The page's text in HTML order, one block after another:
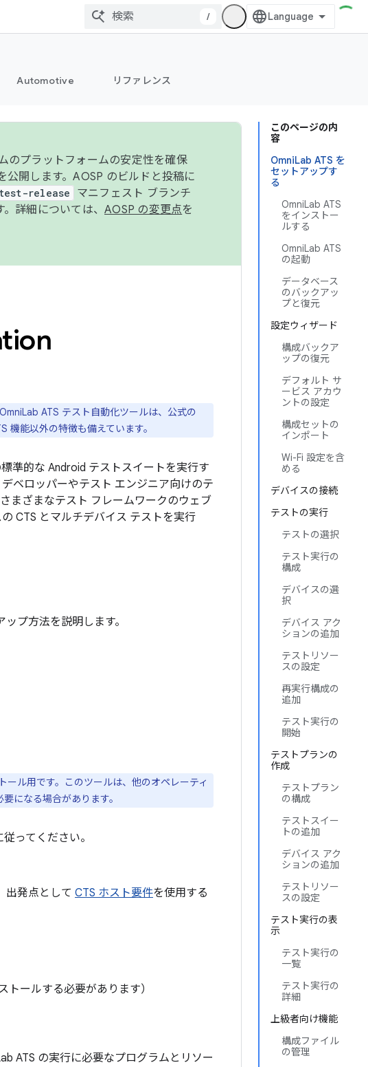
/
Automotive リファレンス
このページの内
容
OmniLab ATS を
セットアップす
る
OmniLab ATS
をインストー
ルする
OmniLab ATS
の起動
データベース
のバックアッ
プと復元
設定ウィザード
構成バックア
ップの復元
デフォルト サ
ービス アカウ
ントの設定
構成セットの
インポート
Wi-Fi 設定を含
める
デバイスの接続
テストの実行
テストの選択
テスト実行の
構成
デバイスの選
択
デバイス アク
ションの追加
テストリソー
スの設定
再実行構成の
追加
テスト実行の
開始
テストプランの
作成
テストプラン
の構成
テストスイー
トの追加
デバイス アク
ションの追加
テストリソー
スの設定
テスト実行の表
示
テスト実行の
一覧
テスト実行の
詳細
上級者向け機能
構成ファイル
の管理
のプラットフォームの安定性を確保
開します。AOSP のビルドと投稿に
release
マニフェスト ブランチ
詳細については、 AOSP の変更点を
ATS テスト自動化ツールは、公式の
能以外の特徴も備えています。
準的な Android テストスイートを実行す
ベロッパーやテスト エンジニア向けのテ
まざまなテスト フレームワークのウェブ
CTS とマルチデバイス テストを実行
プ方法を説明します。
ール用です。このツールは、他のオペレーティ
になる場合があります。
ってください。
出発点として CTS ホスト要件を使用する
トールする必要があります）
ATS の実行に必要なプログラムとリソー